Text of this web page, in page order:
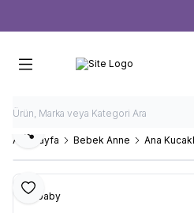
Ana Sayfa Bebek Anne Ana
Favoriye Ekle
Paylaş
b-baby